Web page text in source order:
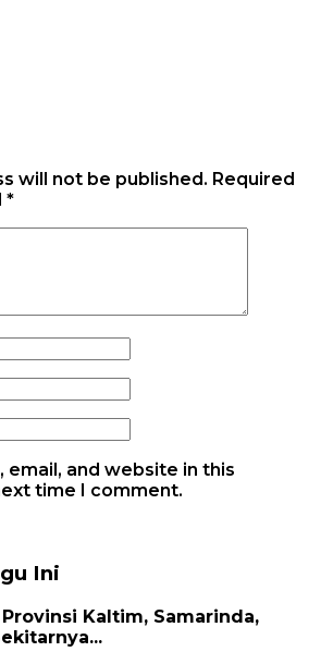
will not be published. Required
*
email, and website in this
time I comment.
Ini
Kaltim, Samarinda,